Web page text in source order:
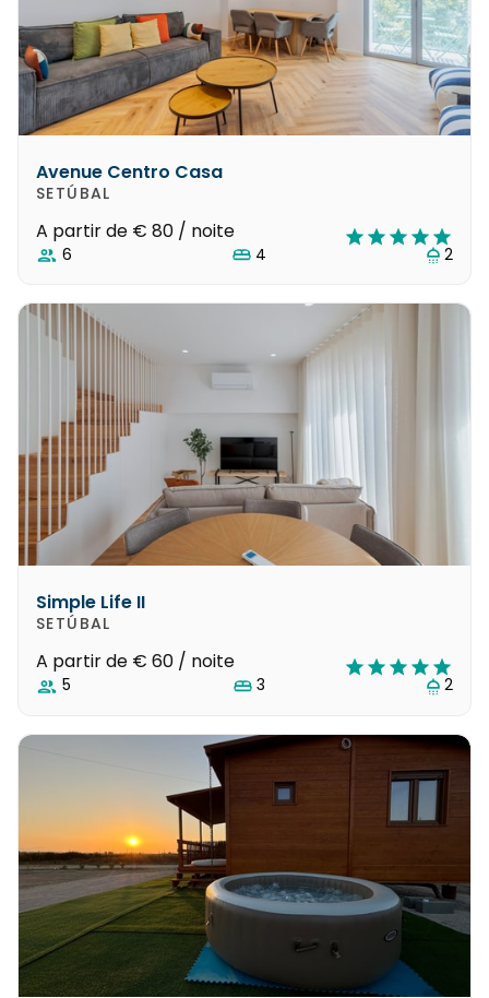
Avenue Centro Casa
SETÚBAL
A partir de € 80 / noite
6 4 2
Simple Life II
SETÚBAL
A partir de € 60 / noite
5 3 2